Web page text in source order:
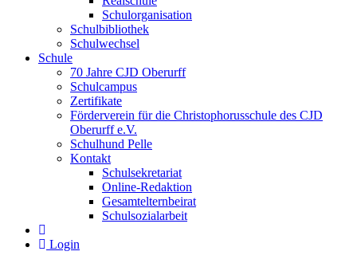
Schulorganisation
Schulbibliothek
Schulwechsel
Schule
70 Jahre CJD Oberurff
Schulcampus
Zertifikate
Förderverein für die Christophorusschule des CJD
Oberurff e.V.
Schulhund Pelle
Kontakt
Schulsekretariat
Online-Redaktion
Gesamtelternbeirat
Schulsozialarbeit
Login